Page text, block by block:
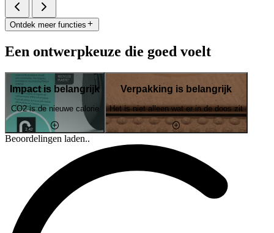
Ontdek meer functies
Een ontwerpkeuze die goed voelt
Impact is belangrijk
CO2 is de nieuwe calorie
Verpakking is belangrijk
Het is niet alleen wat er in de doos zit
Beoordelingen laden..